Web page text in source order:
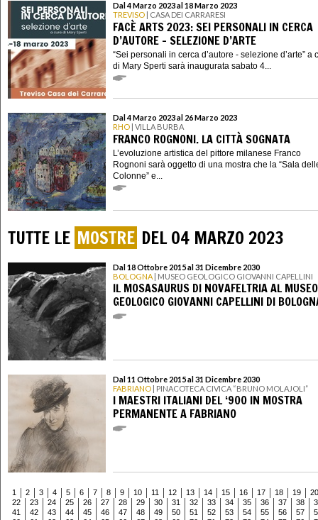
Dal 4 Marzo 2023 al 18 Marzo 2023
TREVISO | CASA DEI CARRARESI
FACÈ ARTS 2023: SEI PERSONALI IN CERCA
D’AUTORE - SELEZIONE D’ARTE
“Sei personali in cerca d’autore - selezione d’arte” a
di Mary Sperti sarà inaugurata sabato 4...
Dal 4 Marzo 2023 al 26 Marzo 2023
RHO | VILLA BURBA
FRANCO ROGNONI. LA CITTÀ SOGNATA
L’evoluzione artistica del pittore milanese Franco
Rognoni sarà oggetto di una mostra che la “Sala
Colonne” e...
TUTTE LE MOSTRE DEL 04 MARZO 2023
Dal 18 Ottobre 2015 al 31 Dicembre 2030
BOLOGNA | MUSEO GEOLOGICO GIOVANNI CAPELLINI
IL MOSASAURUS DI NOVAFELTRIA AL MUSEO
GEOLOGICO GIOVANNI CAPELLINI DI
Dal 11 Ottobre 2015 al 31 Dicembre 2030
FABRIANO | PINACOTECA CIVICA “BRUNO MOLAJOLI”
I MAESTRI ITALIANI DEL ‘900 IN MOSTRA
PERMANENTE A FABRIANO
1 2 3 4 5 6 7 8 9 10 11 12 13 14 15 16 17 18 19
20
22
23 24 25 26 27 28 29 30 31 32 33 34 35 36 37 38
41
42 43 44 45 46 47 48 49 50 51 52 53 54 55 56 57